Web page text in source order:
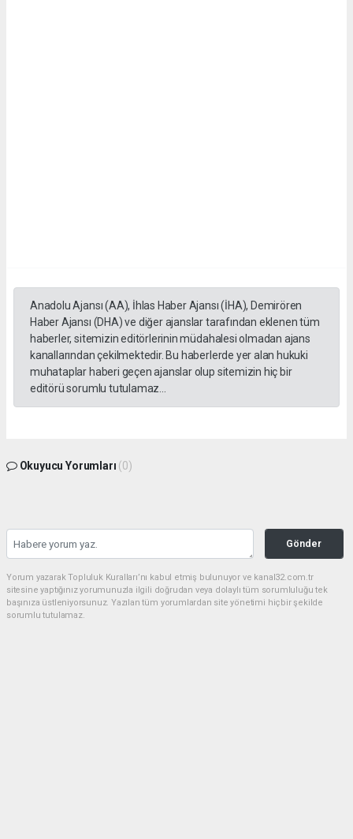
Anadolu Ajansı (AA), İhlas Haber Ajansı (İHA), Demirören
Haber Ajansı (DHA) ve diğer ajanslar tarafından eklenen tüm
haberler, sitemizin editörlerinin müdahalesi olmadan ajans
kanallarından çekilmektedir. Bu haberlerde yer alan hukuki
muhataplar haberi geçen ajanslar olup sitemizin hiç bir
editörü sorumlu tutulamaz...
Okuyucu Yorumları (0)
Gönder
Yorum yazarak Topluluk Kuralları’nı kabul etmiş bulunuyor ve kanal32.com.tr
sitesine yaptığınız yorumunuzla ilgili doğrudan veya dolaylı tüm sorumluluğu tek
başınıza üstleniyorsunuz. Yazılan tüm yorumlardan site yönetimi hiçbir şekilde
sorumlu tutulamaz.